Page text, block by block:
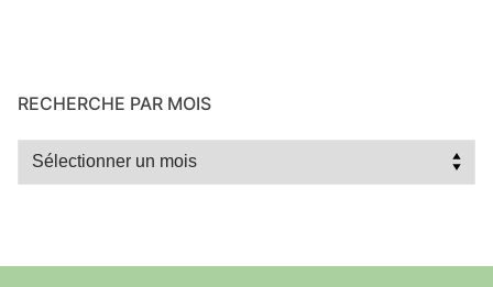
RECHERCHE PAR MOIS
Recherche